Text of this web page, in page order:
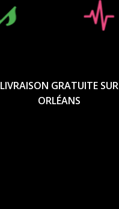
LIVRAISON GRATUITE SUR
ORLÉANS